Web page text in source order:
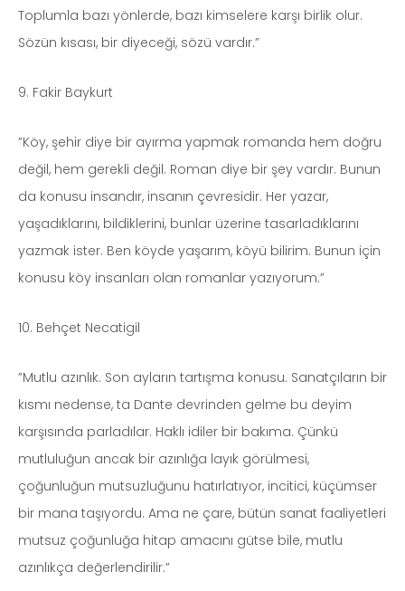
Toplumla bazı yönlerde, bazı kimselere karşı birlik olur.
Sözün kısası, bir diyeceği, sözü vardır.”
9. Fakir Baykurt
”Köy, şehir diye bir ayırma yapmak romanda hem doğru
değil, hem gerekli değil. Roman diye bir şey vardır. Bunun
da konusu insandır, insanın çevresidir. Her yazar,
yaşadıklarını, bildiklerini, bunlar üzerine tasarladıklarını
yazmak ister. Ben köyde yaşarım, köyü bilirim. Bunun için
konusu köy insanları olan romanlar yazıyorum.”
10. Behçet Necatigil
”Mutlu azınlık. Son ayların tartışma konusu. Sanatçıların bir
kısmı nedense, ta Dante devrinden gelme bu deyim
karşısında parladılar. Haklı idiler bir bakıma. Çünkü
mutluluğun ancak bir azınlığa layık görülmesi,
çoğunluğun mutsuzluğunu hatırlatıyor, incitici, küçümser
bir mana taşıyordu. Ama ne çare, bütün sanat faaliyetleri
mutsuz çoğunluğa hitap amacını gütse bile, mutlu
azınlıkça değerlendirilir.”